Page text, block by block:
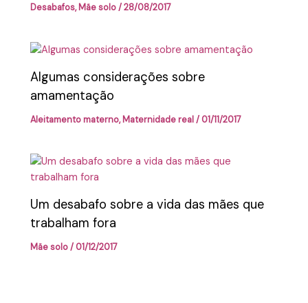
Desabafos,Mãe solo/28/08/2017
Algumas considerações sobre
amamentação
Aleitamento materno,Maternidade real/01/11/2017
Um desabafo sobre a vida das mães que
trabalham fora
Mãe solo/01/12/2017